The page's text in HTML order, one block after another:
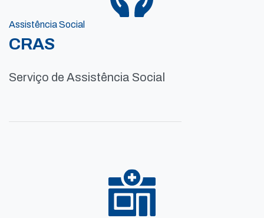
Assistência Social
CRAS
Serviço de Assistência Social